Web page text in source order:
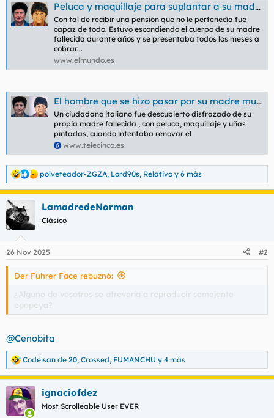
Peluca y maquillaje para suplantar a su madre fallecida y cobrar una pensión de 50.000 euros al año
Con tal de recibir una pensión que no le pertenecía fue
capaz de todo. Estuvo escondiendo el cuerpo de su madre
fallecida durante años y se presentaba todos los meses a
cobrar...
www.elmundo.es
El hombre que se hizo pasar por su madre muerta para cobrar la pensión en Italia la ocultó en un armario y evitó su descomposición
Un ciudadano italiano fue descubierto disfrazado de su
propia madre fallecida , con peluca, maquillaje y uñas
pintadas, cuando intentaba renovar el
www.telecinco.es
R
e
a
c
c
i
e
s
polveteador-ZGZA, Lord90s, Relativo y 6 más
LamadredeNorman
Clásico
26 Nov 2025 #2
Der Führer Face rebuznó:
¿Alguno de vosotros se atrevería a reproducir semejante
epopeya?
@Cenobita
R
e
a
c
c
i
Codeisan de 20, Crossed, FUMANCHU y 4 más
ignaciofdez
Most Scrolleable User EVER